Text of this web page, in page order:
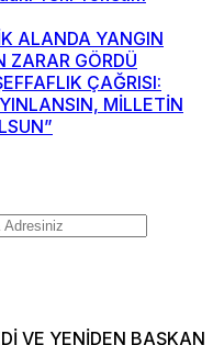
ALANDA YANGIN
ZARAR GÖRDÜ
ÇAĞRISI:
MİLLETİN